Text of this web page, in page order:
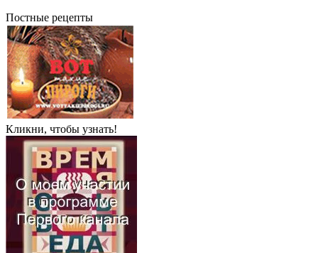
Постные рецепты
Кликни, чтобы узнать!